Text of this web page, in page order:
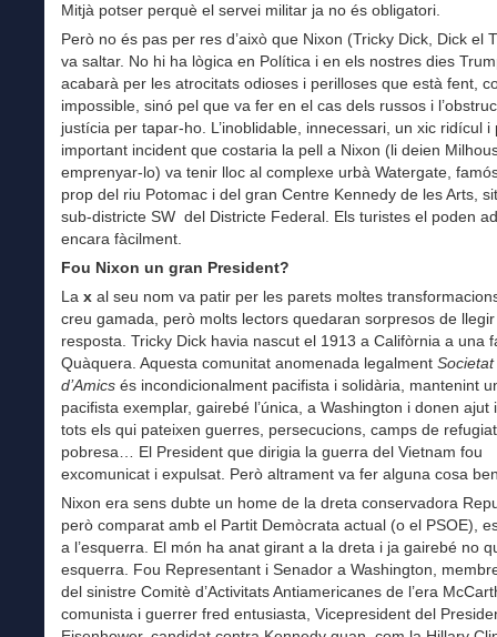
Mitjà potser perquè el servei militar ja no és obligatori.
Però no és pas per res d’això que Nixon (Tricky Dick, Dick el
va saltar. No hi ha lògica en Política i en els nostres dies
acabarà per les atrocitats odioses i perilloses que està fent,
impossible, sinó pel que va fer en el cas dels russos i
justícia per tapar-ho. L’inoblidable, innecessari, un xic ridícul i
important incident que costaria la pell a Nixon (li deien
emprenyar-lo) va tenir lloc al complexe urbà Watergate,
prop del riu Potomac i del gran Centre Kennedy de les Arts,
sub-districte SW del Districte Federal. Els turistes el poden
encara fàcilment.
Fou Nixon un gran President?
La x al seu nom va patir per les parets moltes
creu gamada, però molts lectors quedaran sorpresos de
resposta. Tricky Dick havia nascut el 1913 a Califòrnia a una
Quàquera. Aquesta comunitat anomenada legalment
d’Amics és incondicionalment pacifista i solidària, mantenint
pacifista exemplar, gairebé l’única, a Washington i donen ajut
tots els qui pateixen guerres, persecucions, camps de
pobresa… El President que dirigia la guerra del Vietnam fou
excomunicat i expulsat. Però altrament va fer alguna cosa
Nixon era sens dubte un home de la dreta conservadora
però comparat amb el Partit Demòcrata actual (o el PSOE),
a l’esquerra. El món ha anat girant a la dreta i ja gairebé no
esquerra. Fou Representant i Senador a Washington,
del sinistre Comitè d’Activitats Antiamericanes de l’era
comunista i guerrer fred entusiasta, Vicepresident del